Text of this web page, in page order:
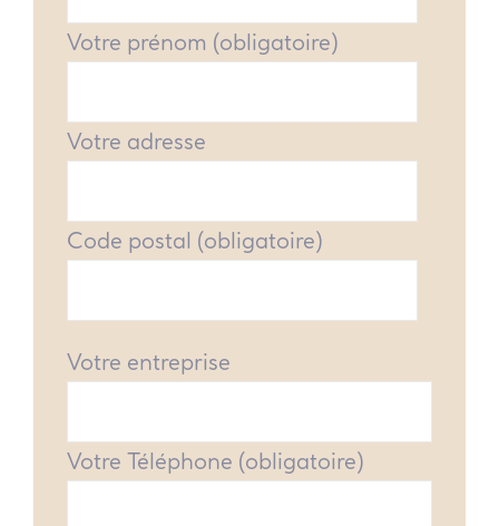
Votre prénom (obligatoire)
Votre adresse
Code postal (obligatoire)
Votre entreprise
Votre Téléphone (obligatoire)